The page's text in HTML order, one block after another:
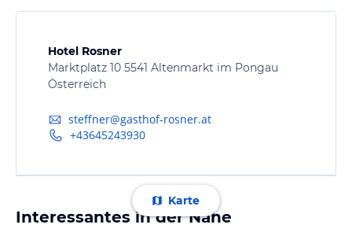
Hotel Rosner
Marktplatz 10 5541 Altenmarkt im Pongau
Österreich
steffner@gasthof-rosner.at
+43645243930
Karte
Interessantes in der Nähe